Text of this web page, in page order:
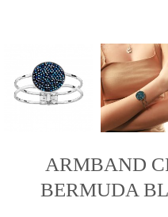
ARMBAND
BERMUDA